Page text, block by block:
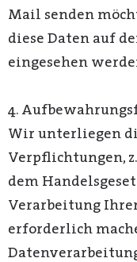
Mail senden
diese Daten auf
eingesehen
4.
Wir unterliegen
Verpflichtungen,
dem
Verarbeitung
erforderlich